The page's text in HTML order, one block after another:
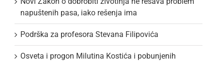
napuštenih pasa, iako rešenja ima
Podrška za profesora Stevana Filipovića
Osveta i progon Milutina Kostića i pobunjenih